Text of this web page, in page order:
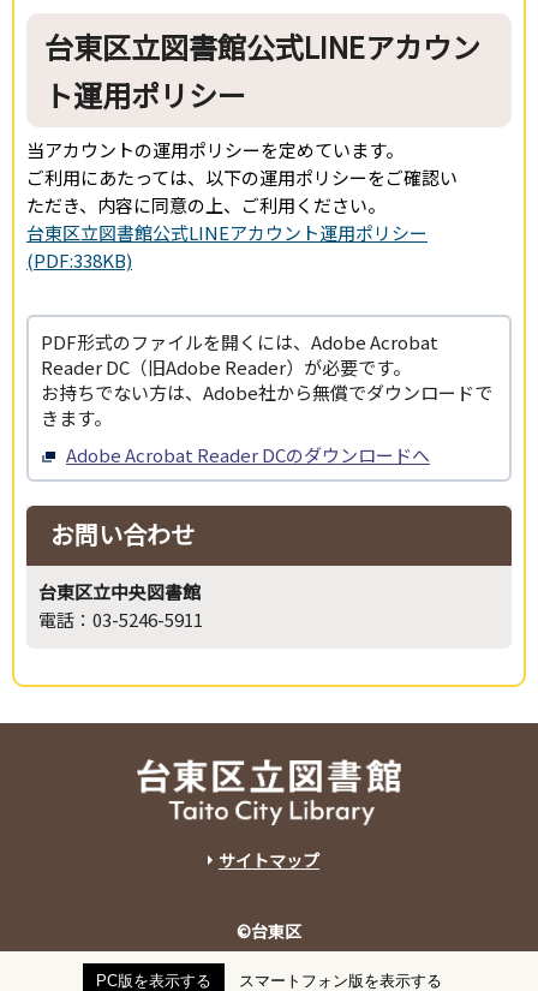
台東区立図書館公式LINEアカウン
ト運用ポリシー
当アカウントの運用ポリシーを定めています。
ご利用にあたっては、以下の運用ポリシーをご確認い
ただき、内容に同意の上、ご利用ください。
台東区立図書館公式LINEアカウント運用ポリシー
(PDF:338KB)
PDF形式のファイルを開くには、Adobe Acrobat
Reader DC（旧Adobe Reader）が必要です。
お持ちでない方は、Adobe社から無償でダウンロードで
きます。
Adobe Acrobat Reader DCのダウンロードへ
お問い合わせ
台東区立中央図書館
電話：03-5246-5911
サイトマップ
©台東区
PC版を表示する スマートフォン版を表示する